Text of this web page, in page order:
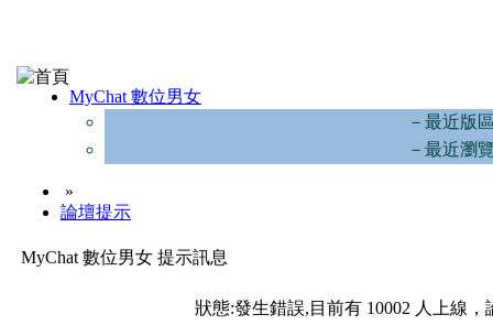
MyChat 數位男女
－最近版
－最近瀏
»
論壇提示
MyChat 數位男女 提示訊息
狀態:發生錯誤,目前有 10002 人上線